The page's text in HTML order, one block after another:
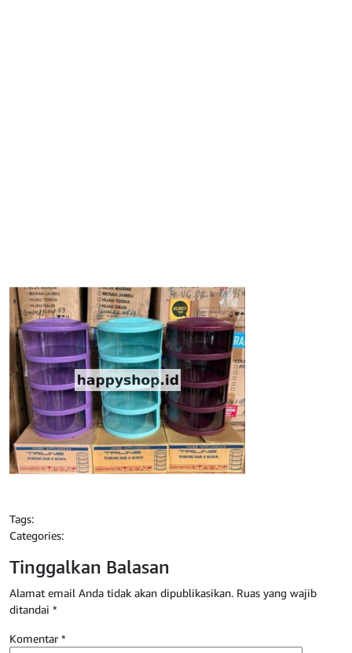
Tags:
Categories:
Tinggalkan Balasan
Alamat email Anda tidak akan dipublikasikan. Ruas yang wajib
ditandai *
Komentar *